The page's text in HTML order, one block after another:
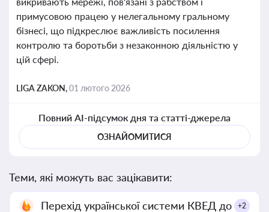
примусовою працею у нелегальному гральному
бізнесі, що підкреслює важливість посилення
контролю та боротьби з незаконною діяльністю у
цій сфері.
LIGA ZAKON,01 лютого 2026
Повний AI-підсумок дня та статті-джерела
ОЗНАЙОМИТИСЯ
Теми, які можуть вас зацікавити:
Перехід української системи КВЕД до +2